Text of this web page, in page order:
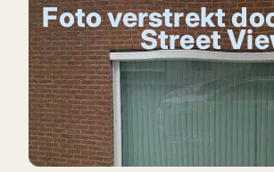
Foto verstrekt
Street